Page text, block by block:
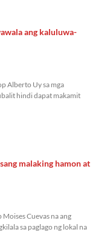
ang kaluluwa-
Alberto Uy sa mga
hindi dapat makamit
malaking hamon at
Cuevas na ang
sa paglago ng lokal na